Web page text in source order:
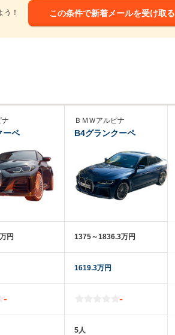
！ この条件で新着メールを受け取る
ナ
ーペ
円
-
ＢＭＷアルピナ
B4グランクーペ
1375～1836.3万円
1619.3万円
-
5人